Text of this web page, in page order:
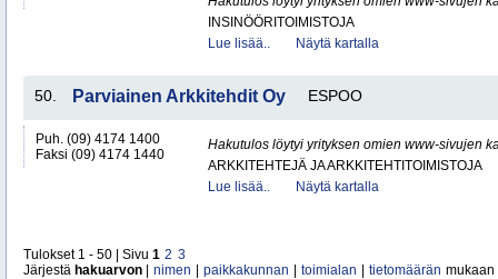
INSINÖÖRITOIMISTOJA
Lue lisää..
Näytä kartalla
50. Parviainen Arkkitehdit Oy ESPOO
Puh. (09) 4174 1400
Faksi (09) 4174 1440
Hakutulos löytyi yrityksen omien www-sivujen
ARKKITEHTEJÄ JA ARKKITEHTITOIMISTOJA
Lue lisää..
Näytä kartalla
Tulokset 1 - 50 | Sivu 1 2 3
Järjestä hakuarvon nimen paikkakunnan toimialan tietomäärän mukaan